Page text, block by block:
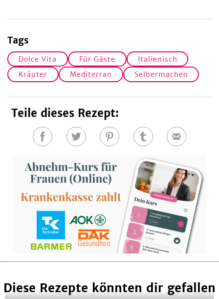
Tags
Dolce Vita Für Gäste
Italienisch
Kräuter
Mediterran Selbermachen
Teile dieses Rezept:
Auf
teilen
Auf
teilen
Auf
teilen
Auf
teilen
E-
Diese Rezepte könnten dir gefallen